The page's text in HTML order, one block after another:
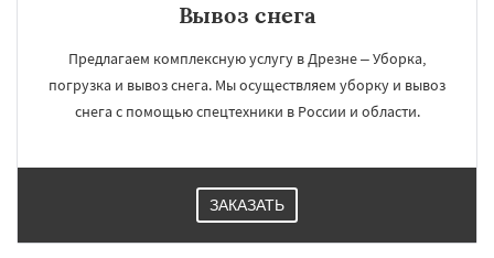
Вывоз снега
Предлагаем комплексную услугу в Дрезне – Уборка,
погрузка и вывоз снега. Мы осуществляем уборку и вывоз
снега с помощью спецтехники в России и области.
ЗАКАЗАТЬ